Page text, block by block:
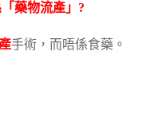
藥物流產 」?
手術，而唔係食藥。